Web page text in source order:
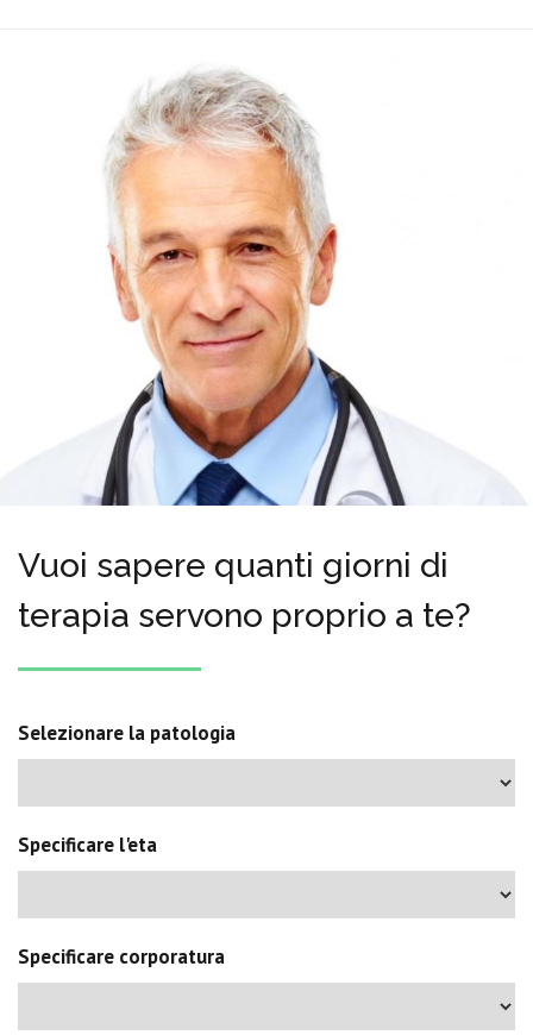
Vuoi sapere quanti giorni di
terapia servono proprio a te?
Selezionare la patologia
Specificare l'eta
Specificare corporatura